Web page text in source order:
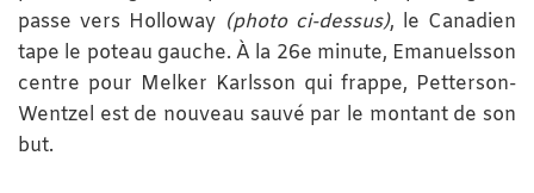
passe vers Holloway (photo ci-dessus), le Canadien
tape le poteau gauche. À la 26e minute, Emanuelsson
centre pour Melker Karlsson qui frappe, Petterson-
Wentzel est de nouveau sauvé par le montant de son
but.